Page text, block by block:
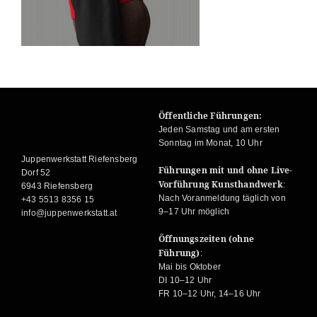
Juppenwerkstatt Riefensberg
Dorf 52
6943 Riefensberg
+43 5513 8356 15
info@juppenwerkstatt.at
Öffentliche Führungen:
Jeden Samstag und am ersten
Sonntag im Monat, 10 Uhr
Führungen mit und ohne Live-
Vorführung Kunsthandwerk:
Nach Voranmeldung täglich von
9–17 Uhr möglich
Öffnungszeiten (ohne
Führung) :
Mai bis Oktober
DI 10–12 Uhr
FR 10–12 Uhr, 14–16 Uhr